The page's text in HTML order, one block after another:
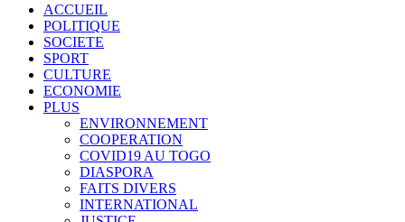
ACCUEIL
POLITIQUE
SOCIETE
SPORT
CULTURE
ECONOMIE
PLUS
ENVIRONNEMENT
COOPERATION
COVID19 AU TOGO
DIASPORA
FAITS DIVERS
INTERNATIONAL